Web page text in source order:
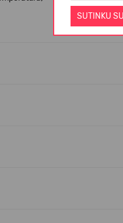
SUTINKU